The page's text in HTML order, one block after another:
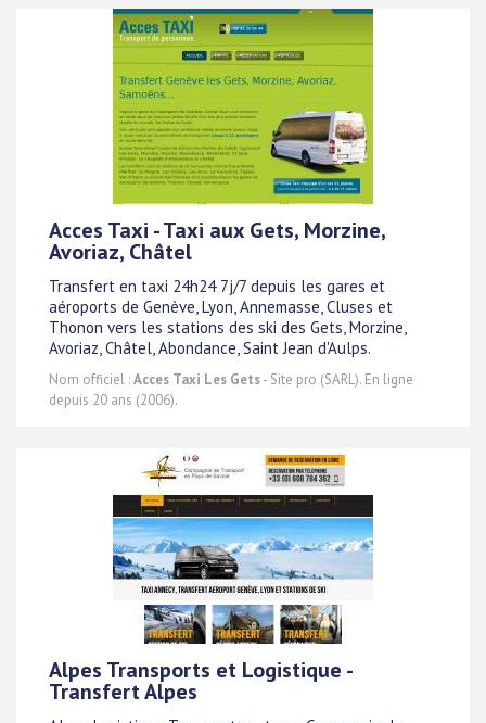
Acces Taxi - Taxi aux Gets, Morzine,
Avoriaz, Châtel
Transfert en taxi 24h24 7j/7 depuis les gares et
aéroports de Genève, Lyon, Annemasse, Cluses et
Thonon vers les stations des ski des Gets, Morzine,
Avoriaz, Châtel, Abondance, Saint Jean d'Aulps.
Nom officiel :Acces Taxi Les Gets- Site pro (SARL). En ligne
depuis 20 ans (2006).
Alpes Transports et Logistique -
Transfert Alpes